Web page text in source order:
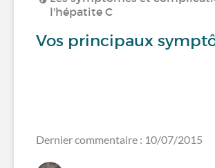
l'hépatite C
Vos principaux
Dernier commentaire : 10/07/2015